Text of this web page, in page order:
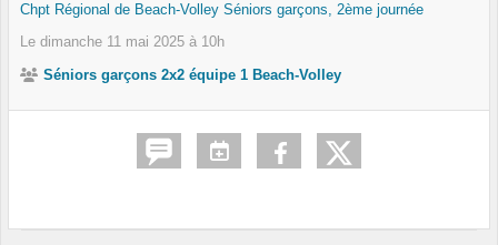
Chpt Régional de Beach-Volley Séniors garçons, 2ème journée
Le dimanche 11 mai 2025 à 10h
Séniors garçons 2x2 équipe 1 Beach-Volley